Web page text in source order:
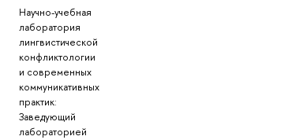
Научно-учебная
лаборатория
лингвистической
конфликтологии
и современных
коммуникативных
практик:
Заведующий
лабораторией